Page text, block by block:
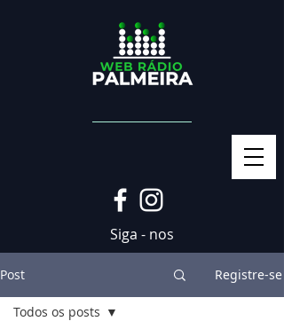
Siga - nos
Post Registre-se
Todos os posts